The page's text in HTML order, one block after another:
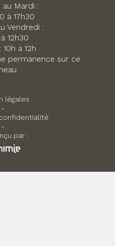
au Mardi :
à 17h30
Vendredi :
12h30
à 12h
permanence sur ce
légales
-
-
par :